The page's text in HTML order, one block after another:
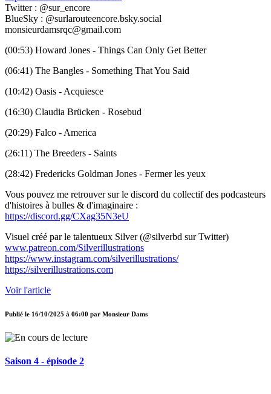
Twitter : @sur_encore
BlueSky : @surlarouteencore.bsky.social
monsieurdamsrqc@gmail.com
(00:53) Howard Jones - Things Can Only Get Better
(06:41) The Bangles - Something That You Said
(10:42) Oasis - Acquiesce
(16:30) Claudia Brücken - Rosebud
(20:29) Falco - America
(26:11) The Breeders - Saints
(28:42) Fredericks Goldman Jones - Fermer les yeux
Vous pouvez me retrouver sur le discord du collectif des podcasteurs
d'histoires à bulles & d'imaginaire :
https://discord.gg/CXag35N3eU
Visuel créé par le talentueux Silver (@silverbd sur Twitter)
www.patreon.com/Silverillustrations
https://www.instagram.com/silverillustrations/
https://silverillustrations.com
Voir l'article
Publié le 16/10/2025 à 06:00 par Monsieur Dams
Saison 4 - épisode 2